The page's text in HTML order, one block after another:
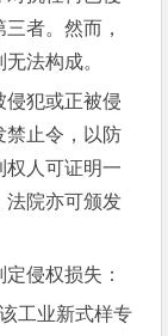
者。然而，
法构成。
犯或正被侵
禁止令，以防
权人可证明一
法院亦可颁发
侵权损失：
工业新式样专